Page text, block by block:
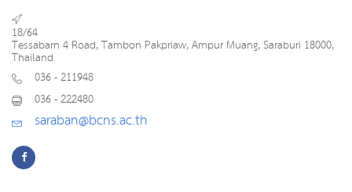
18/64
Tessabarn 4 Road, Tambon Pakpriaw, Ampur Muang, Saraburi 18000,
Thailand
036 - 211948
036 - 222480
saraban@bcns.ac.th